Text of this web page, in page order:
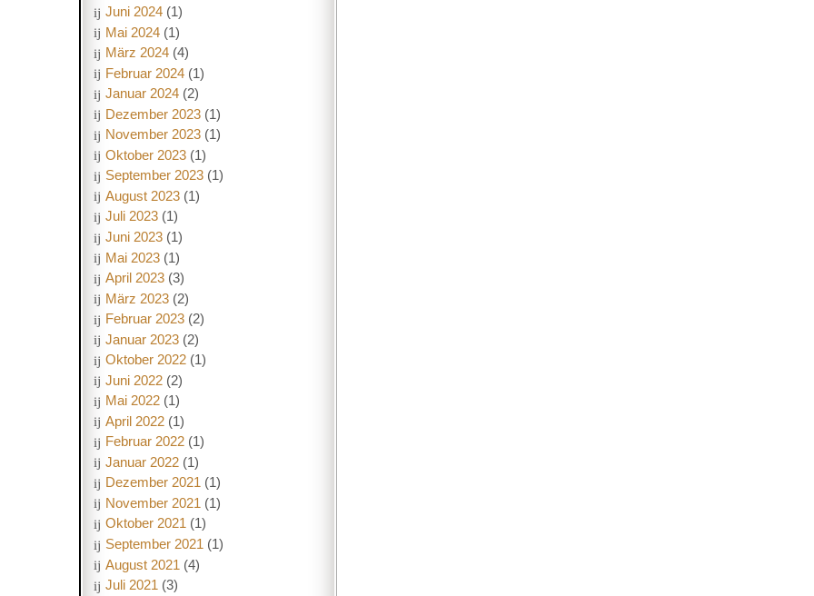
Juni 2024 (1)
Mai 2024 (1)
März 2024 (4)
Februar 2024 (1)
Januar 2024 (2)
Dezember 2023 (1)
November 2023 (1)
Oktober 2023 (1)
September 2023 (1)
August 2023 (1)
Juli 2023 (1)
Juni 2023 (1)
Mai 2023 (1)
April 2023 (3)
März 2023 (2)
Februar 2023 (2)
Januar 2023 (2)
Oktober 2022 (1)
Juni 2022 (2)
Mai 2022 (1)
April 2022 (1)
Februar 2022 (1)
Januar 2022 (1)
Dezember 2021 (1)
November 2021 (1)
Oktober 2021 (1)
September 2021 (1)
August 2021 (4)
Juli 2021 (3)